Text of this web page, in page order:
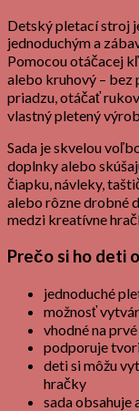
Detský pletací stroj
jednoduchým a
Pomocou otáčacej
alebo kruhový – bez
priadzu, otáčať
vlastný pletený
Sada je skvelou
doplnky alebo
čiapku, návleky,
alebo rôzne drobné
medzi kreatívne
Prečo si ho deti
jednoduché
možnosť
vhodné na
podporuje
deti si môžu
hračky
sada obsahuje